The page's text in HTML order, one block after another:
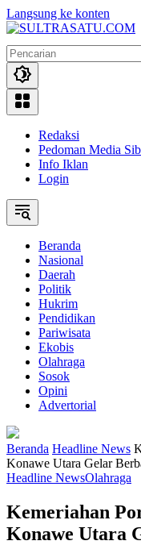
Langsung ke konten
Redaksi
Pedoman Media
Info Iklan
Login
Beranda
Nasional
Daerah
Politik
Hukrim
Pendidikan
Pariwisata
Ekobis
Olahraga
Sosok
Opini
Advertorial
Beranda Headline News
Konawe Utara Gelar
Headline NewsOlahraga
Kemeriahan
Konawe Utara